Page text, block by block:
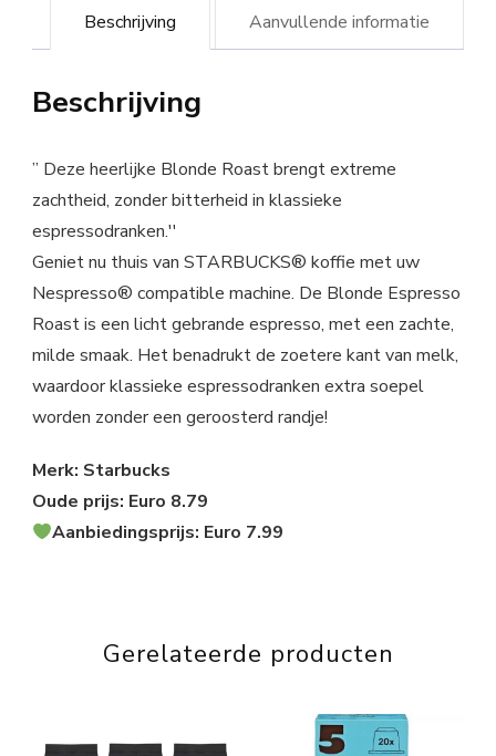
Beschrijving Aanvullende informatie
Beschrijving
” Deze heerlijke Blonde Roast brengt extreme
zachtheid, zonder bitterheid in klassieke
espressodranken.''
Geniet nu thuis van STARBUCKS® koffie met uw
Nespresso® compatible machine. De Blonde Espresso
Roast is een licht gebrande espresso, met een zachte,
milde smaak. Het benadrukt de zoetere kant van melk,
waardoor klassieke espressodranken extra soepel
worden zonder een geroosterd randje!
Merk: Starbucks
Oude prijs: Euro 8.79
Aanbiedingsprijs: Euro 7.99
Gerelateerde producten